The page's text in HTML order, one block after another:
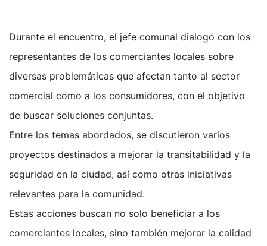
Durante el encuentro, el jefe comunal dialogó con los
representantes de los comerciantes locales sobre
diversas problemáticas que afectan tanto al sector
comercial como a los consumidores, con el objetivo
de buscar soluciones conjuntas.
Entre los temas abordados, se discutieron varios
proyectos destinados a mejorar la transitabilidad y la
seguridad en la ciudad, así como otras iniciativas
relevantes para la comunidad.
Estas acciones buscan no solo beneficiar a los
comerciantes locales, sino también mejorar la calidad